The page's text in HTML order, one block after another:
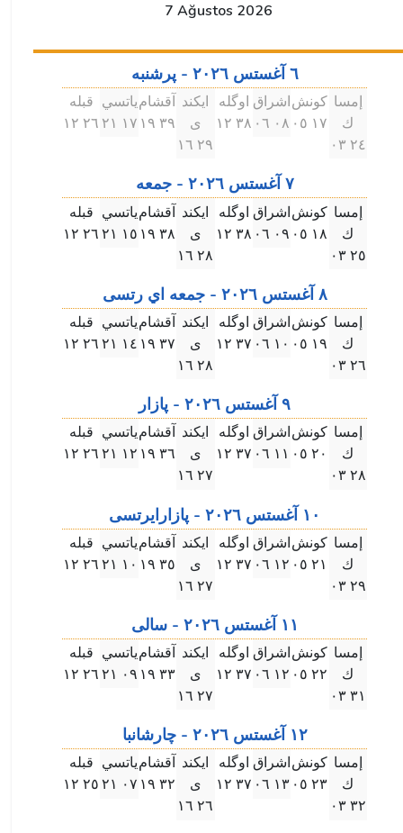
7 Ağustos 2026
٦ آغستس ۲۰۲٦ - پرشنبه
إمسا
ك
۲٤ ۰۳
كونش
۱٧ ۰٥
اشراق
۰٨ ۰٦
اوگله
۳٨ ۱۲
ايكند
ى
۲٩ ۱٦
آقشام
۳٩ ۱٩
ياتسي
۱٧ ۲۱
قبله
۲٦ ۱۲
٧ آغستس ۲۰۲٦ - جمعه
إمسا
ك
۲٥ ۰۳
كونش
۱٨ ۰٥
اشراق
۰٩ ۰٦
اوگله
۳٨ ۱۲
ايكند
ى
۲٨ ۱٦
آقشام
۳٨ ۱٩
ياتسي
۱٥ ۲۱
قبله
۲٦ ۱۲
٨ آغستس ۲۰۲٦ - جمعه اي رتسى
إمسا
ك
۲٦ ۰۳
كونش
۱٩ ۰٥
اشراق
۱۰ ۰٦
اوگله
۳٧ ۱۲
ايكند
ى
۲٨ ۱٦
آقشام
۳٧ ۱٩
ياتسي
۱٤ ۲۱
قبله
۲٦ ۱۲
٩ آغستس ۲۰۲٦ - پازار
إمسا
ك
۲٨ ۰۳
كونش
۲۰ ۰٥
اشراق
۱۱ ۰٦
اوگله
۳٧ ۱۲
ايكند
ى
۲٧ ۱٦
آقشام
۳٦ ۱٩
ياتسي
۱۲ ۲۱
قبله
۲٦ ۱۲
۱۰ آغستس ۲۰۲٦ - پازارايرتسى
إمسا
ك
۲٩ ۰۳
كونش
۲۱ ۰٥
اشراق
۱۲ ۰٦
اوگله
۳٧ ۱۲
ايكند
ى
۲٧ ۱٦
آقشام
۳٥ ۱٩
ياتسي
۱۰ ۲۱
قبله
۲٦ ۱۲
۱۱ آغستس ۲۰۲٦ - سالى
إمسا
ك
۳۱ ۰۳
كونش
۲۲ ۰٥
اشراق
۱۲ ۰٦
اوگله
۳٧ ۱۲
ايكند
ى
۲٧ ۱٦
آقشام
۳۳ ۱٩
ياتسي
۰٩ ۲۱
قبله
۲٦ ۱۲
۱۲ آغستس ۲۰۲٦ - چارشانبا
إمسا
ك
۳۲ ۰۳
كونش
۲۳ ۰٥
اشراق
۱۳ ۰٦
اوگله
۳٧ ۱۲
ايكند
ى
۲٦ ۱٦
آقشام
۳۲ ۱٩
ياتسي
۰٧ ۲۱
قبله
۲٥ ۱۲